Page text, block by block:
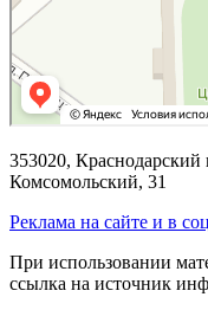
353020, Краснодарский
Комсомольский, 31
Реклама на сайте и в
При использовании
ссылка на источник